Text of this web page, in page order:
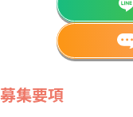
募集要項